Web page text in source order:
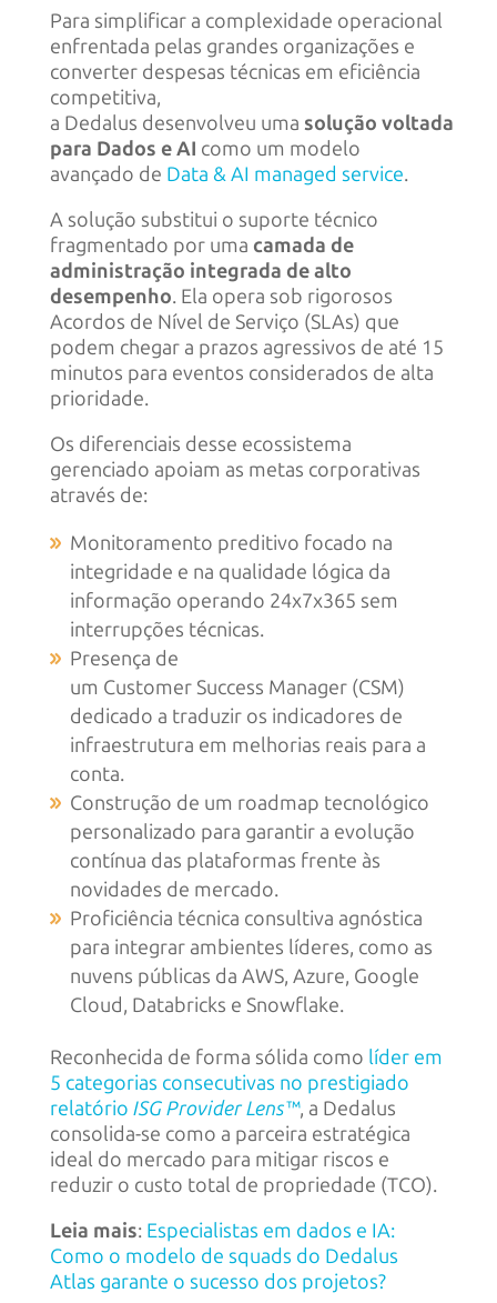
Para simplificar a complexidade operacional
enfrentada pelas grandes organizações e
converter despesas técnicas em eficiência
competitiva,
a Dedalus desenvolveu uma solução voltada
para Dados e AI como um modelo
avançado de Data & AI managed service.
A solução substitui o suporte técnico
fragmentado por uma camada de
administração integrada de alto
desempenho. Ela opera sob rigorosos
Acordos de Nível de Serviço (SLAs) que
podem chegar a prazos agressivos de até 15
minutos para eventos considerados de alta
prioridade.
Os diferenciais desse ecossistema
gerenciado apoiam as metas corporativas
através de:
Monitoramento preditivo focado na
integridade e na qualidade lógica da
informação operando 24x7x365 sem
interrupções técnicas.
Presença de
um Customer Success Manager (CSM)
dedicado a traduzir os indicadores de
infraestrutura em melhorias reais para a
conta.
Construção de um roadmap tecnológico
personalizado para garantir a evolução
contínua das plataformas frente às
novidades de mercado.
Proficiência técnica consultiva agnóstica
para integrar ambientes líderes, como as
nuvens públicas da AWS, Azure, Google
Cloud, Databricks e Snowflake.
Reconhecida de forma sólida como líder em
5 categorias consecutivas no prestigiado
relatório ISG Provider Lens™, a Dedalus
consolida-se como a parceira estratégica
ideal do mercado para mitigar riscos e
reduzir o custo total de propriedade (TCO).
Leia mais: Especialistas em dados e IA:
Como o modelo de squads do Dedalus
Atlas garante o sucesso dos projetos?